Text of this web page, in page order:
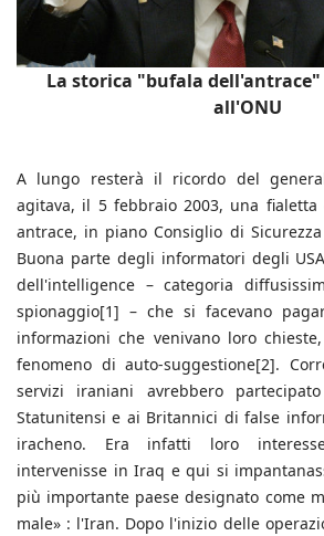
La storica "bufala dell'antrace"
all'ONU
A lungo resterà il ricordo del
agitava, il 5 febbraio 2003, una fialetta
antrace, in piano Consiglio di
Buona parte degli informatori degli
dell'intelligence – categoria
spionaggio[1] – che si facevano
informazioni che venivano loro
fenomeno di auto-suggestione[2].
servizi iraniani avrebbero
Statunitensi e ai Britannici di false
iracheno. Era infatti loro
intervenisse in Iraq e qui si
più importante paese designato come
male» : l'Iran. Dopo l'inizio delle